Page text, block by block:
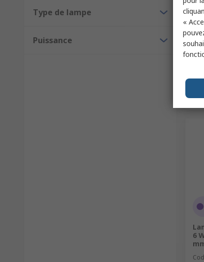
Type de lampe
Puissance
1
6
«